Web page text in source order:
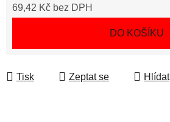
69,42 Kč bez DPH
DO KOŠÍKU
Tisk Zeptat se Hlídat